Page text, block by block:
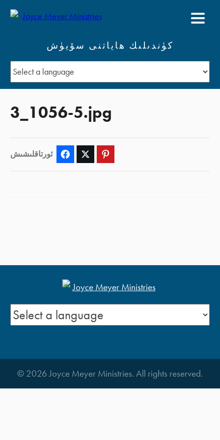
كۈندىلىك ھاياتنى سۆيۈش
3_1056-5.jpg
ئورتاقلىشىش Facebook Twitter
© 2026 Joyce Meyer Ministries. All rights reserved.